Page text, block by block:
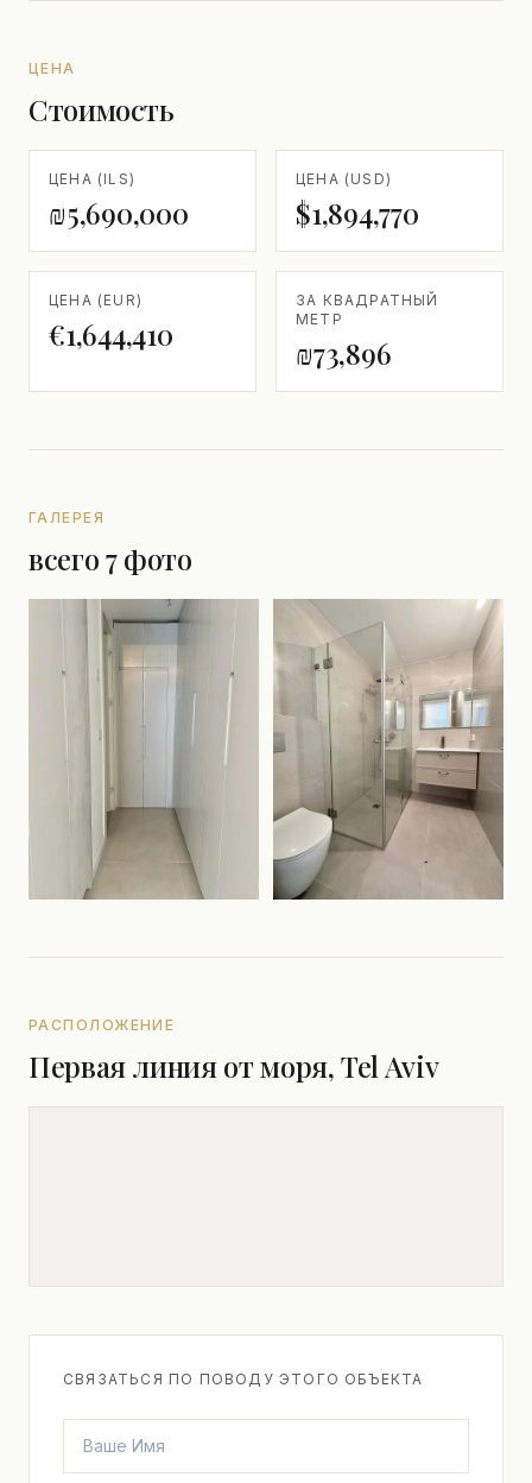
ЦЕНА
Стоимость
ЦЕНА (ILS)
₪5,690,000
ЦЕНА (USD)
$1,894,770
ЦЕНА (EUR)
€1,644,410
ЗА КВАДРАТНЫЙ
МЕТР
₪73,896
ГАЛЕРЕЯ
всего 7 фото
РАСПОЛОЖЕНИЕ
Первая линия от моря, Tel Aviv
СВЯЗАТЬСЯ ПО ПОВОДУ ЭТОГО ОБЪЕКТА